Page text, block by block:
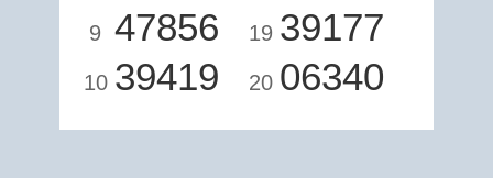
9 47856
10 39419
19 39177
20 06340